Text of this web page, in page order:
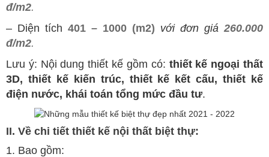
đ/m2.
– Diện tích 401 – 1000 (m2) với đơn giá 260.000
đ/m2.
Lưu ý: Nội dung thiết kế gồm có: thiết kế ngoại thất
3D, thiết kế kiến trúc, thiết kế kết cấu, thiết kế
điện nước, khái toán tổng mức đầu tư.
II. Về chi tiết thiết kế nội thất biệt thự:
1. Bao gồm: